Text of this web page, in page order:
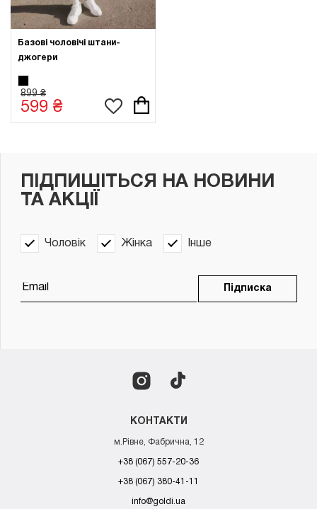
Базові чоловічі штани-
джогери
899 ₴
599 ₴
КОНТАКТИ
м.Рівне, Фабрична, 12
+38 (067) 557-20-36
+38 (067) 380-41-11
info@goldi.ua
ПІДПИШІТЬСЯ НА НОВИНИ
ТА АКЦІЇ
Чоловік Жінка Інше
Підписка